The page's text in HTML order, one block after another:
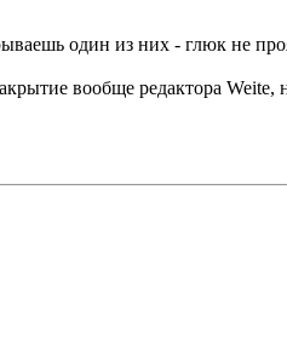
один из них - глюк не
вообще редактора